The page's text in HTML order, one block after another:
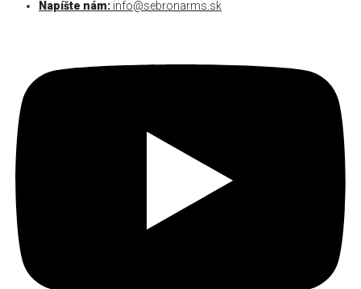
Napíšte nám: info@sebronarms.sk